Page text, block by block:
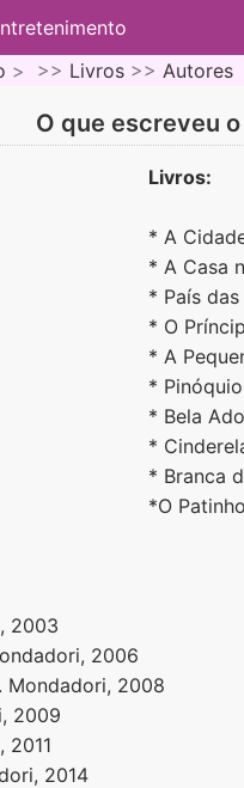
> >> Livros >> Autores
O que escreveu
Livros:
* A
* A Casa
* País
* O
* A
*
* Bela
*
* Branca
*O
2003
2006
Mondadori, 2008
2009
2011
2014